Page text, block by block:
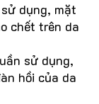
dụng, mặt
chết trên da
sử dụng,
hồi của da